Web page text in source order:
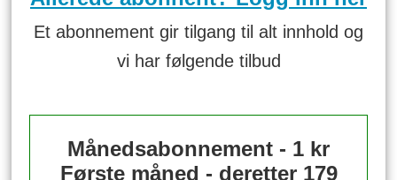
Et abonnement gir tilgang til alt innhold og
vi har følgende tilbud
Månedsabonnement - 1 kr
Første måned - deretter 179